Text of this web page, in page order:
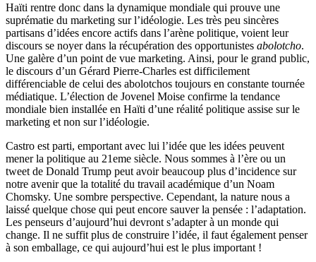
Haïti rentre donc dans la dynamique mondiale qui prouve une
suprématie du marketing sur l’idéologie. Les très peu sincères
partisans d’idées encore actifs dans l’arène politique, voient leur
discours se noyer dans la récupération des opportunistes abolotcho.
Une galère d’un point de vue marketing. Ainsi, pour le grand public,
le discours d’un Gérard Pierre-Charles est difficilement
différenciable de celui des abolotchos toujours en constante tournée
médiatique. L’élection de Jovenel Moise confirme la tendance
mondiale bien installée en Haïti d’une réalité politique assise sur le
marketing et non sur l’idéologie.
Castro est parti, emportant avec lui l’idée que les idées peuvent
mener la politique au 21eme siècle. Nous sommes à l’ère ou un
tweet de Donald Trump peut avoir beaucoup plus d’incidence sur
notre avenir que la totalité du travail académique d’un Noam
Chomsky. Une sombre perspective. Cependant, la nature nous a
laissé quelque chose qui peut encore sauver la pensée : l’adaptation.
Les penseurs d’aujourd’hui devront s’adapter à un monde qui
change. Il ne suffit plus de construire l’idée, il faut également penser
à son emballage, ce qui aujourd’hui est le plus important !